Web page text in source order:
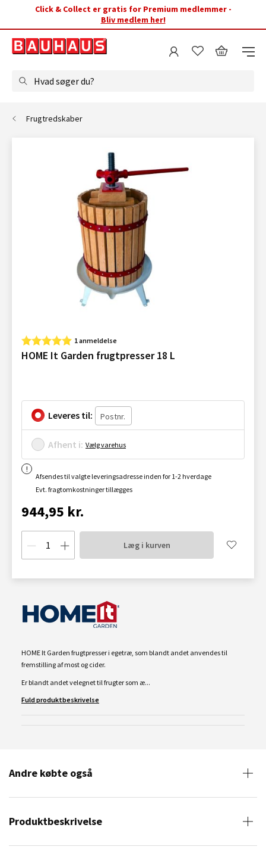
Click & Collect er gratis for Premium medlemmer -
Bliv medlem her!
Hvad søger du?
Frugtredskaber
1 anmeldelse
HOME It Garden frugtpresser 18 L
Leveres til:
Afhent i: Vælg varehus
Afsendes til valgte leveringsadresse inden for 1-2 hverdage
Evt. fragtomkostninger tillægges
944,95 kr.
Læg i kurven
HOME It Garden frugtpresser i egetræ, som blandt andet anvendes til
fremstilling af most og cider.
Er blandt andet velegnet til frugter som æ...
Fuld produktbeskrivelse
Andre købte også
Produktbeskrivelse